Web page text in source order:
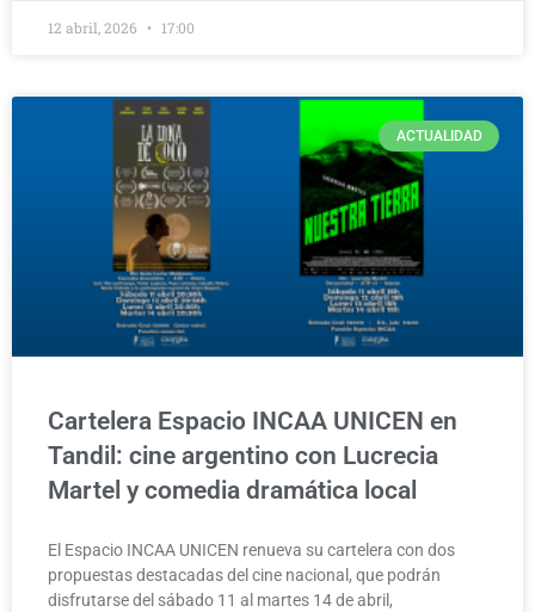
12 abril, 2026 17:00
ACTUALIDAD
Cartelera Espacio INCAA UNICEN en
Tandil: cine argentino con Lucrecia
Martel y comedia dramática local
El Espacio INCAA UNICEN renueva su cartelera con dos
propuestas destacadas del cine nacional, que podrán
disfrutarse del sábado 11 al martes 14 de abril,